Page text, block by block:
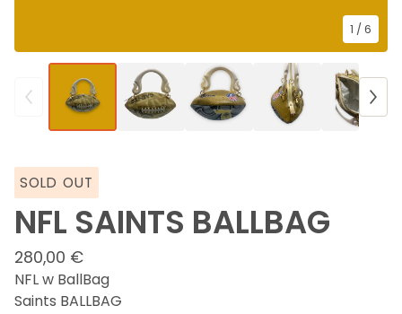
1 / 6
SOLD OUT
NFL SAINTS BALLBAG
280,00 €
NFL w BallBag
Saints BALLBAG